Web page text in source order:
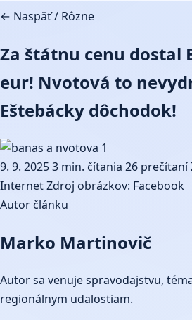
← Naspäť/ Rôzne
Za štátnu cenu dostal
eur! Nvotová to
Eštebácky dôchodok!
9. 9. 20253 min. čítania 26 prečítaní
InternetZdroj obrázkov: Facebook
Autor článku
Marko Martinovič
Autor sa venuje spravodajstvu,
regionálnym udalostiam.